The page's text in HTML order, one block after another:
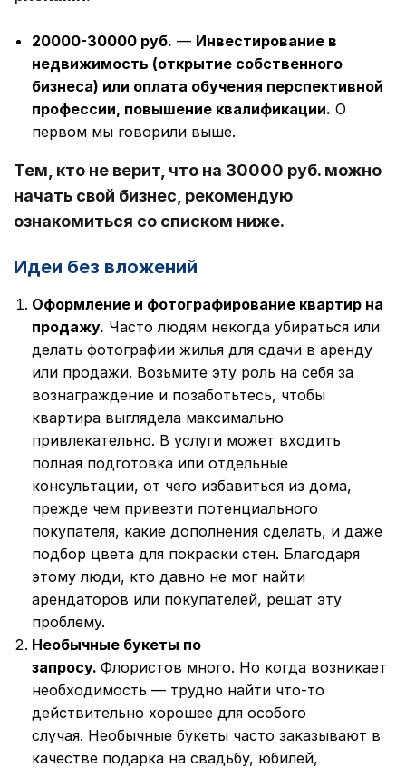
20000-30000 руб. — Инвестирование в
недвижимость (открытие собственного
бизнеса) или оплата обучения перспективной
профессии, повышение квалификации. О
первом мы говорили выше.
Тем, кто не верит, что на 30000 руб. можно
начать свой бизнес, рекомендую
ознакомиться со списком ниже.
Идеи без вложений
Оформление и фотографирование квартир на
продажу. Часто людям некогда убираться или
делать фотографии жилья для сдачи в аренду
или продажи. Возьмите эту роль на себя за
вознаграждение и позаботьтесь, чтобы
квартира выглядела максимально
привлекательно. В услуги может входить
полная подготовка или отдельные
консультации, от чего избавиться из дома,
прежде чем привезти потенциального
покупателя, какие дополнения сделать, и даже
подбор цвета для покраски стен. Благодаря
этому люди, кто давно не мог найти
арендаторов или покупателей, решат эту
проблему.
Необычные букеты по
запросу. Флористов много. Но когда возникает
необходимость — трудно найти что-то
действительно хорошее для особого
случая. Необычные букеты часто заказывают в
качестве подарка на свадьбу, юбилей,